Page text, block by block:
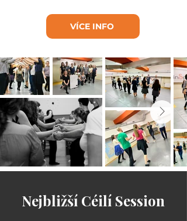
VÍCE INFO
Nejbližší Céilí Session